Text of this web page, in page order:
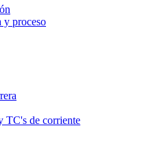
y proceso
TC's de corriente